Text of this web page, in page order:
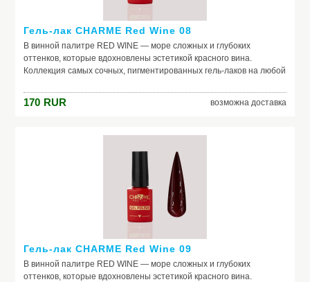
Гель-лак CHARME Red Wine 08
В винной палитре RED WINE — море сложных и глубоких
оттенков, которые вдохновлены эстетикой красного вина.
Коллекция самых сочных, пигментированных гель-лаков на любой
вдохновением. Скорее открывай свой, как бутылку изысканного
вина, и пили шедевральные nails.
170 RUR возможна доставка
Гель-лак CHARME Red Wine 09
В винной палитре RED WINE — море сложных и глубоких
оттенков, которые вдохновлены эстетикой красного вина.